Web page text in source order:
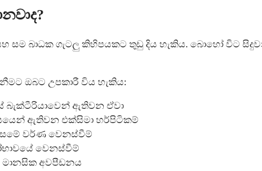
බාධක ගැටලු කිහිපයකට තුඩු දිය හැකිය. බොහෝ විට
ඔබට උපකාරී විය හැකිය:
ඇතිවන ඒවා
ඇතිවන එක්සිමා හර්පිටිකම්
වර්ණ වෙනස්වීම්
වෙනස්වීම්
මානසික අවපීඩනය